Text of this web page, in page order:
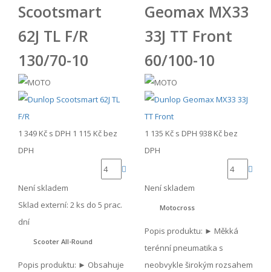
Scootsmart
62J TL F/R
130/70-10
1 349 Kč s DPH 1 115 Kč bez
DPH
Není skladem
Sklad externí: 2 ks do 5 prac.
dní
Scooter All-Round
Popis produktu: ► Obsahuje
Geomax MX33
33J TT Front
60/100-10
1 135 Kč s DPH 938 Kč bez
DPH
Není skladem
Motocross
Popis produktu: ► Měkká
terénní pneumatika s
neobvykle širokým rozsahem